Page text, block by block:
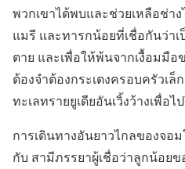
พวกเขาได้พบและช่วยเหลือช่า
แมรี และทารกน้อยที่เชื่อกันว่า
ตาย และเพื่อให้พ้นจากเงื้อมมือ
ต้องจำต้องกระเตงครอบครัวเ
ทะเลทรายยูเดียอันเวิ้งว้างเพื่อ
การเดินทางอันยาวไกลของจอม
กับ สามีภรรยาผู้เชื่อว่าลูกน้อย